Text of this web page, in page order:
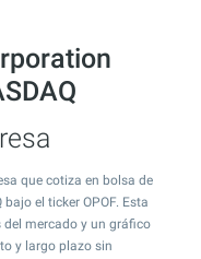
que cotiza en bolsa de
bajo el ticker OPOF. Esta
mercado y un gráfico
y largo plazo sin